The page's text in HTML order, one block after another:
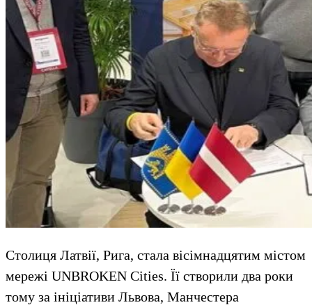
Столиця Латвії, Рига, стала вісімнадцятим містом
мережі UNBROKEN Cities. Її створили два роки
тому за ініціативи Львова, Манчестера